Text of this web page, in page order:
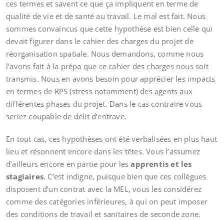
ces termes et savent ce que ça impliquent en terme de
qualité de vie et de santé au travail. Le mal est fait. Nous
sommes convaincus que cette hypothèse est bien celle qui
devait figurer dans le cahier des charges du projet de
réorganisation spatiale. Nous demandons, comme nous
l’avons fait à la prépa que ce cahier des charges nous soit
transmis. Nous en avons besoin pour apprécier les impacts
en termes de RPS (stress notamment) des agents aux
différentes phases du projet. Dans le cas contraire vous
seriez coupable de délit d’entrave.
En tout cas, ces hypothèses ont été verbalisées en plus haut
lieu et résonnent encore dans les têtes. Vous l’assumez
d’ailleurs encore en partie pour lesapprentis et les
stagiaires. C’est indigne, puisque bien que ces collègues
disposent d’un contrat avec la MEL, vous les considérez
comme des catégories inférieures, à qui on peut imposer
des conditions de travail et sanitaires de seconde zone.